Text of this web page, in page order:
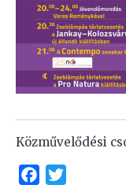
Közművelődési
Facebook